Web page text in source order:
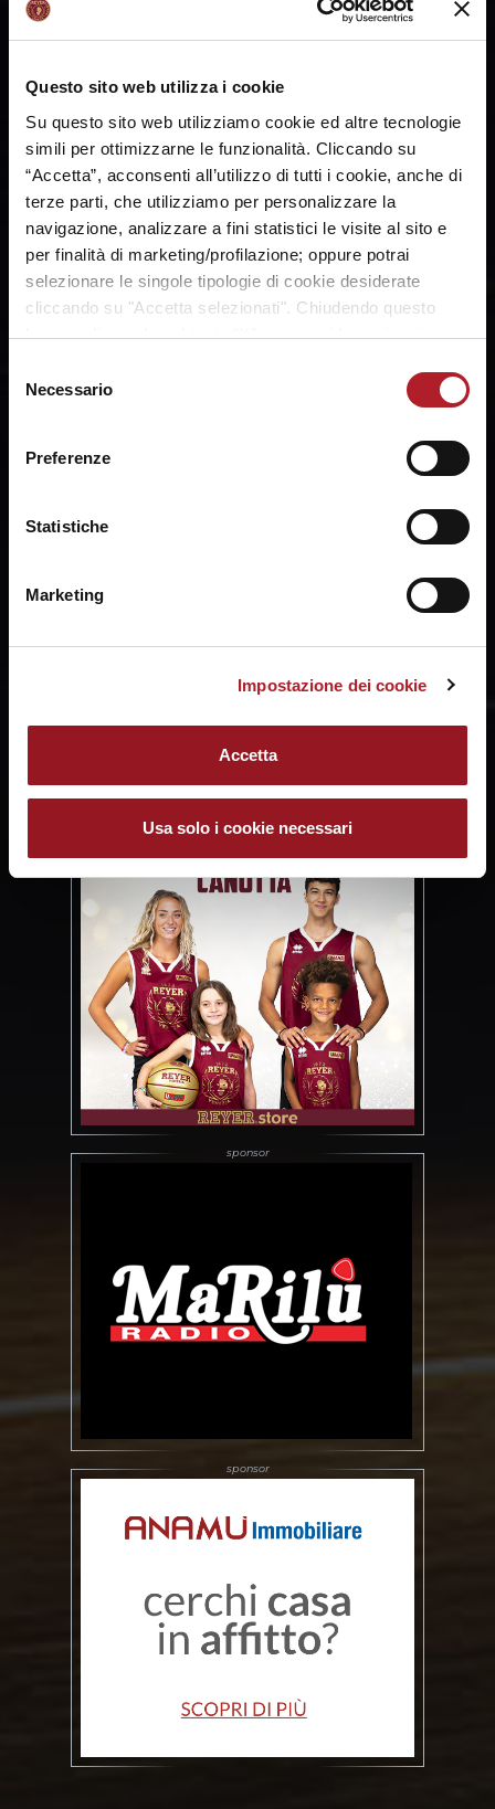
Questo sito web utilizza i cookie
Su questo sito web utilizziamo cookie ed altre tecnologie
simili per ottimizzarne le funzionalità. Cliccando su
“Accetta”, acconsenti all’utilizzo di tutti i cookie, anche di
terze parti, che utilizziamo per personalizzare la
navigazione, analizzare a fini statistici le visite al sito e
per finalità di marketing/profilazione; oppure potrai
selezionare le singole tipologie di cookie desiderate
cliccando su "Accetta selezionati". Chiudendo questo
banner cliccando sul tasto “X”, prosegui la navigazione e
fruizione del sito. Potrai modificare le tue preferenze in
ogni momento mediante il link “Impostazione dei cookie”
a fine pagina. Per ulteriori informazioni ti invitiamo a
prendere visione della
delNecessario
Preferenze
Statistiche
Marketing
Impostazione dei cookie
Accetta
Usa solo i cookie necessari
Zandalasini per il -9, Pan in lunetta fa 1/2 e 61-71
con 3' sul cronometro. Bologna non riesce più
Zandalasini non si arrende, ma l'Umana è
fantastica in difesa. Madera chiude la sua
partita sontuosa con un gioco da quattro
punti. E' apoteosi per l'Umana Reyer Venezia
che compie l'impresa e conquista la finale di
Coppa Italia! Fantastiche leonesse, 63-78 il
finale!
SHARE: